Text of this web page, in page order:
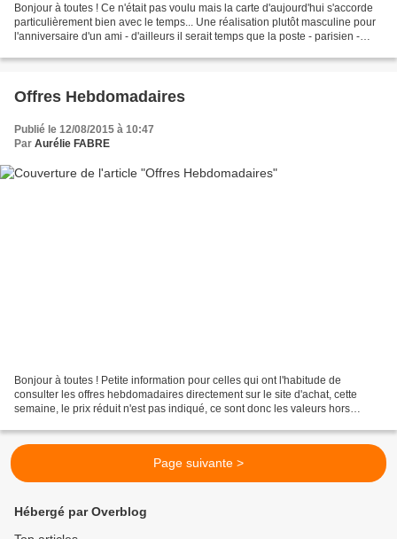
Bonjour à toutes ! Ce n'était pas voulu mais la carte d'aujourd'hui s'accorde
particulièrement bien avec le temps... Une réalisation plutôt masculine pour
l'anniversaire d'un ami - d'ailleurs il serait temps que la poste - parisien -
Offres Hebdomadaires
Publié le 12/08/2015 à 10:47
Par Aurélie FABRE
Bonjour à toutes ! Petite information pour celles qui ont l'habitude de
consulter les offres hebdomadaires directement sur le site d'achat, cette
semaine, le prix réduit n'est pas indiqué, ce sont donc les valeurs hors
Page suivante >
Hébergé par Overblog